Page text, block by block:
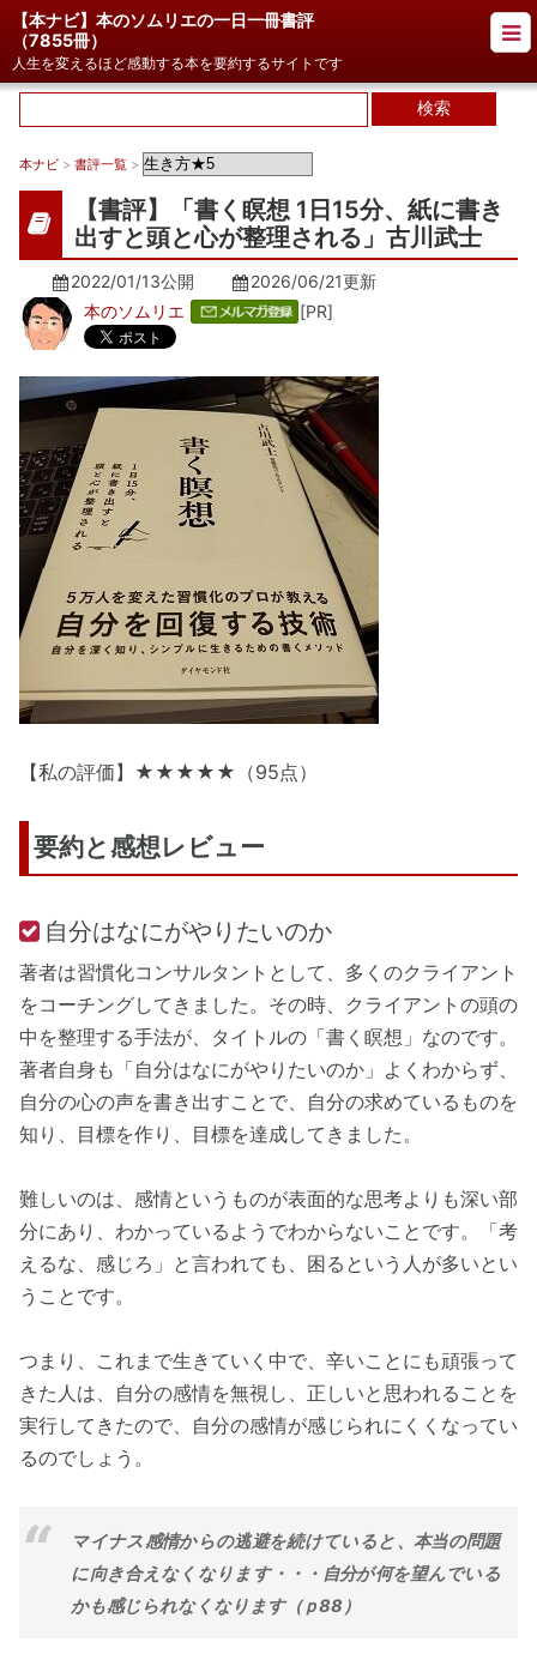
【本ナビ】本のソムリエの一日一冊書評
（7855冊）
人生を変えるほど感動する本を要約するサイトです
本ナビ > 書評一覧 >
【書評】「書く瞑想 1日15分、紙に書き
出すと頭と心が整理される」古川武士
2022/01/13公開 2026/06/21更新
本のソムリエ
[PR]
【私の評価】★★★★★（95点）
要約と感想レビュー
自分はなにがやりたいのか
著者は習慣化コンサルタントとして、多くのクライアント
をコーチングしてきました。その時、クライアントの頭の
中を整理する手法が、タイトルの「書く瞑想」なのです。
著者自身も「自分はなにがやりたいのか」よくわからず、
自分の心の声を書き出すことで、自分の求めているものを
知り、目標を作り、目標を達成してきました。
難しいのは、感情というものが表面的な思考よりも深い部
分にあり、わかっているようでわからないことです。「考
えるな、感じろ」と言われても、困るという人が多いとい
うことです。
つまり、これまで生きていく中で、辛いことにも頑張って
きた人は、自分の感情を無視し、正しいと思われることを
実行してきたので、自分の感情が感じられにくくなってい
るのでしょう。
マイナス感情からの逃避を続けていると、本当の問題
に向き合えなくなります・・・自分が何を望んでいる
かも感じられなくなります（ｐ88）